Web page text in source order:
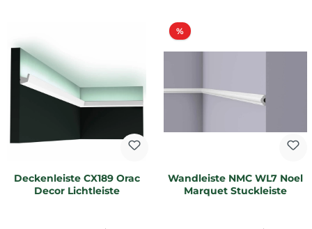
Deckenleiste CX189 Orac
Decor Lichtleiste
%Rabatt
Wandleiste NMC WL7 Noel
Marquet Stuckleiste